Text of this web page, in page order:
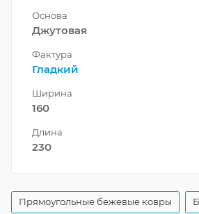
Основа
Джутовая
Фактура
Гладкий
Ширина
160
Длина
230
Прямоугольные бежевые ковры